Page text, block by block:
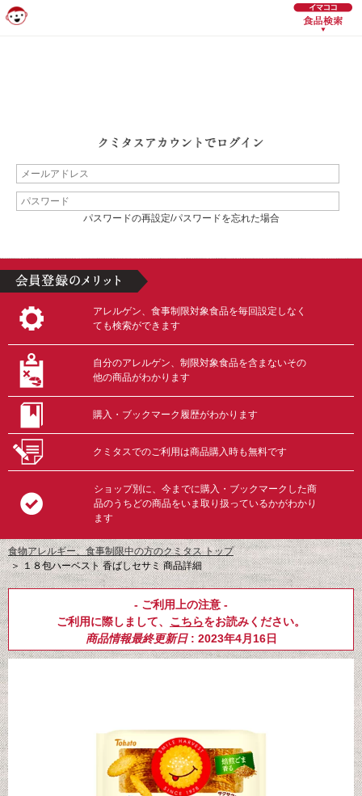
パスワードの再設定/パスワードを忘れた場合
アレルゲン、食事制限対象食品を毎回設定しなく
ても検索ができます
自分のアレルゲン、制限対象食品を含まないその
他の商品がわかります
購入・ブックマーク履歴がわかります
クミタスでのご利用は商品購入時も無料です
ショップ別に、今までに購入・ブックマークした商
品のうちどの商品をいま取り扱っているかがわかり
ます
食物アレルギー、食事制限中の方のクミタス トップ
＞１８包ハーベスト 香ばしセサミ 商品詳細
- ご利用上の注意 -
ご利用に際しまして、 こちらをお読みください。
商品情報最終更新日: 2023年4月16日